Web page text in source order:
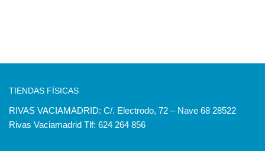
TIENDAS FÍSICAS
RIVAS VACIAMADRID: C/. Electrodo, 72 – Nave 68 28522
Rivas Vaciamadrid Tlf: 624 264 856